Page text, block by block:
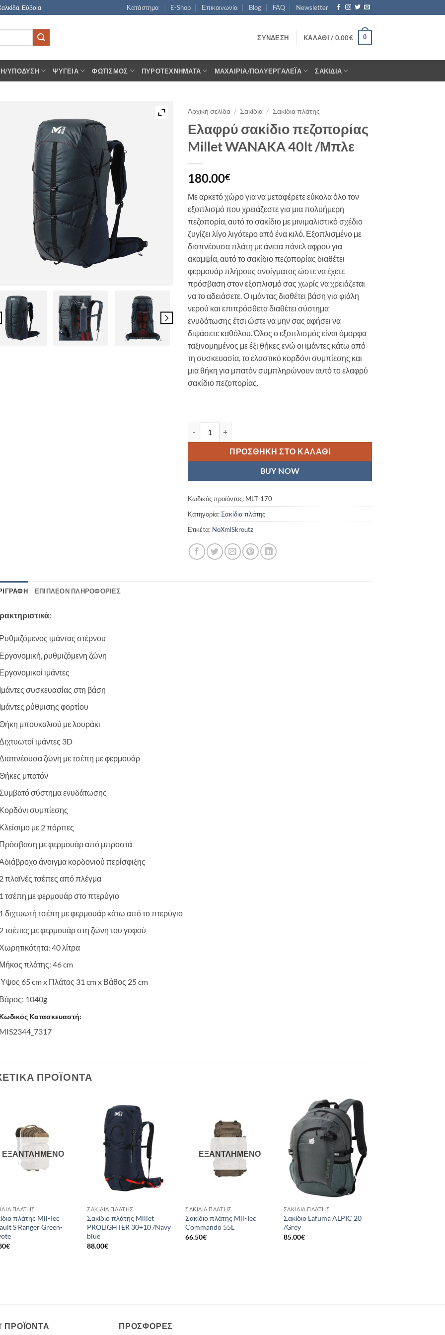
Εύβοια Κατάστημα E-Shop Επικοινωνία Blog FAQ Newsletter
ΣΎΝΔΕΣΗ ΚΑΛΆΘΙ / 0.00€ 0
ΥΠΌΔΥΣΗ ΨΥΓΕΊΑ ΦΩΤΙΣΜΌΣ ΠΥΡΟΤΕΧΝΉΜΑΤΑ ΜΑΧΑΊΡΙΑ/ΠΟΛΥΕΡΓΑΛΈΙΑ ΣΑΚΊΔΙΑ
Αρχική σελίδα / Σακίδια / Σακίδια πλάτης
Ελαφρύ σακίδιο πεζοπορίας
Millet WANAKA 40lt /Μπλε
180.00€
Με αρκετό χώρο για να μεταφέρετε εύκολα όλο τον
εξοπλισμό που χρειάζεστε για μια πολυήμερη
πεζοπορία, αυτό το σακίδιο με μινιμαλιστικό σχέδιο
ζυγίζει λίγο λιγότερο από ένα κιλό. Εξοπλισμένο με
διαπνέουσα πλάτη με άνετα πάνελ αφρού για
ακαμψία, αυτό το σακίδιο πεζοπορίας διαθέτει
φερμουάρ πλήρους ανοίγματος ώστε να έχετε
πρόσβαση στον εξοπλισμό σας χωρίς να χρειάζεται
να το αδειάσετε. Ο ιμάντας διαθέτει βάση για φιάλη
νερού και επιπρόσθετα διαθέτει σύστημα
ενυδάτωσης έτσι ώστε να μην σας αφήσει να
διψάσετε καθόλου. Όλος ο εξοπλισμός είναι όμορφα
ταξινομημένος με έξι θήκες ενώ οι ιμάντες κάτω από
τη συσκευασία, το ελαστικό κορδόνι συμπίεσης και
μια θήκη για μπατόν συμπληρώνουν αυτό το ελαφρύ
σακίδιο πεζοπορίας.
ΠΡΟΣΘΉΚΗ ΣΤΟ ΚΑΛΆΘΙ
BUY NOW
Κωδικός προϊόντος: MLT-170
Κατηγορία:Σακίδια πλάτης
Ετικέτα: NoXmlSkroutz
ΕΠΙΠΛΈΟΝ ΠΛΗΡΟΦΟΡΊΕΣ
ιμάντας στέρνου
ρυθμιζόμενη ζώνη
ιμάντες
συσκευασίας στη βάση
ρύθμισης φορτίου
μπουκαλιού με λουράκι
ιμάντες 3D
ζώνη με τσέπη με φερμουάρ
μπατόν
σύστημα ενυδάτωσης
συμπίεσης
με 2 πόρπες
με φερμουάρ από μπροστά
άνοιγμα κορδονιού περίσφιξης
πλαϊνές τσέπες από πλέγμα
τσέπη με φερμουάρ στο πτερύγιο
διχτυωτή τσέπη με φερμουάρ κάτω από το πτερύγιο
τσέπες με φερμουάρ στη ζώνη του γοφού
40 λίτρα
πλάτης: 46 cm
65 cm x Πλάτος 31 cm x Βάθος 25 cm
1040g
Κατασκευαστή:
ΠΡΟΪΌΝΤΑ
ΕΞΑΝΤΛΗΜΈΝΟ
ΠΛΆΤΗΣ
πλάτης Mil-Tec
S Ranger Green-
€
Add to
wishlist
ΣΑΚΊΔΙΑ ΠΛΆΤΗΣ
Σακίδιο πλάτης Millet
PROLIGHTER 30+10 /Navy
blue
88.00€
ΕΞΑΝΤΛΗΜΈΝΟ
ΣΑΚΊΔΙΑ ΠΛΆΤΗΣ
Σακίδιο πλάτης Mil-Tec
Commando 55L
66.50€
Add to
wishlist
ΣΑΚΊΔΙΑ ΠΛΆΤΗΣ
Σακίδιο Lafuma ALPIC 20
/Grey
85.00€
ΠΡΟΪΌΝΤΑ ΠΡΟΣΦΟΡΈΣ